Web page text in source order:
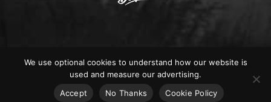
We use optional cookies to understand how our website is
used and measure our advertising.
Accept
No Thanks Cookie Policy